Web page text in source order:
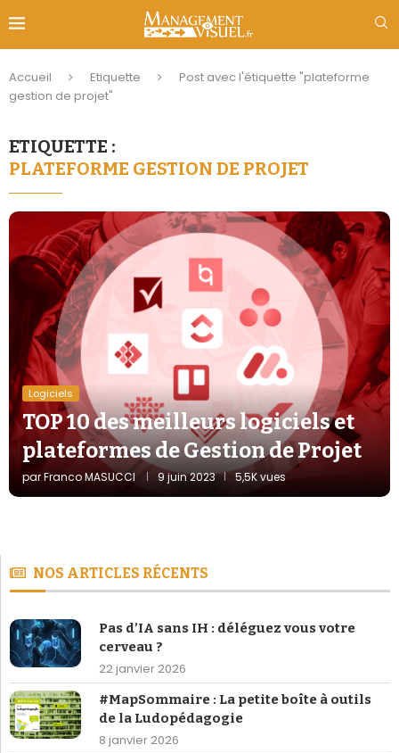
Accueil Etiquette
Post avec l'étiquette "plateforme
gestion de projet"
ETIQUETTE :
PLATEFORME GESTION DE PROJET
Logiciels
TOP 10 des meilleurs logiciels et
plateformes de Gestion de Projet
parFranco MASUCCI 9 juin 2023 5,5K vues
NOS ARTICLES RÉCENTS
Pas d’IA sans IH : déléguez vous votre
cerveau ?
22 janvier 2026
#MapSommaire : La petite boîte à outils
de la Ludopédagogie
8 janvier 2026